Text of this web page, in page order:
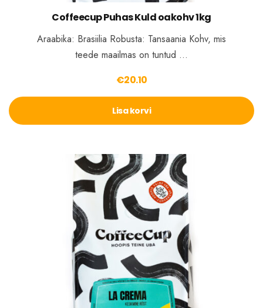
Coffeecup Puhas Kuld oakohv 1kg
Araabika: Brasiilia Robusta: Tansaania Kohv, mis
teede maailmas on tuntud …
€20.10
Lisa korvi